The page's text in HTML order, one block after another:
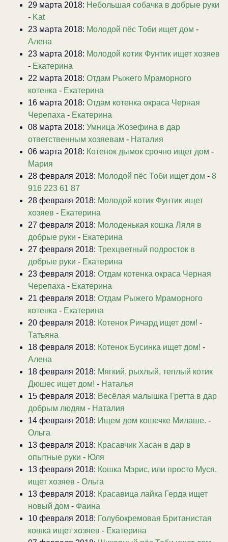
29 марта 2018: Небольшая собачка в добрые руки
- Kat
23 марта 2018: Молодой пёс Тоби ищет дом -
Алена
23 марта 2018: Молодой котик Фунтик ищет хозяев
- Екатерина
22 марта 2018: Отдам Рыжего Мраморного
котенка - Екатерина
16 марта 2018: Отдам котенка окраса Черная
Черепаха - Екатерина
08 марта 2018: Умница Жозефина в дар
ответственным хозяевам - Наталия
06 марта 2018: Котенок дымок срочно ищет дом -
Мария
28 февраля 2018: Молодой пёс Тоби ищет дом - 8
916 223 61 87
28 февраля 2018: Молодой котик Фунтик ищет
хозяев - Екатерина
27 февраля 2018: Молоденькая кошка Ляля в
добрые руки - Екатерина
27 февраля 2018: Трехцветный подросток в
добрые руки - Екатерина
23 февраля 2018: Отдам котенка окраса Черная
Черепаха - Екатерина
21 февраля 2018: Отдам Рыжего Мраморного
котенка - Екатерина
20 февраля 2018: Котенок Ричард ищет дом! -
Татьяна
18 февраля 2018: Котенок Бусинка ищет дом! -
Алена
18 февраля 2018: Мягкий, рыхлый, теплый котик
Дюшес ищет дом! - Наталья
15 февраля 2018: Весёлая малышка Гретта в дар
добрым людям - Наталия
14 февраля 2018: Ищем дом кошечке Милаше. -
Ольга
13 февраля 2018: Красавчик Хасан в дар в
опытные руки - Юля
13 февраля 2018: Кошка Мэрис, или просто Муся,
ищет хозяев - Ольга
13 февраля 2018: Красавица лайка Герда ищет
новый дом - Фаина
10 февраля 2018: Голубокремовая Британистая
кошка ищет хозяев - Екатерина